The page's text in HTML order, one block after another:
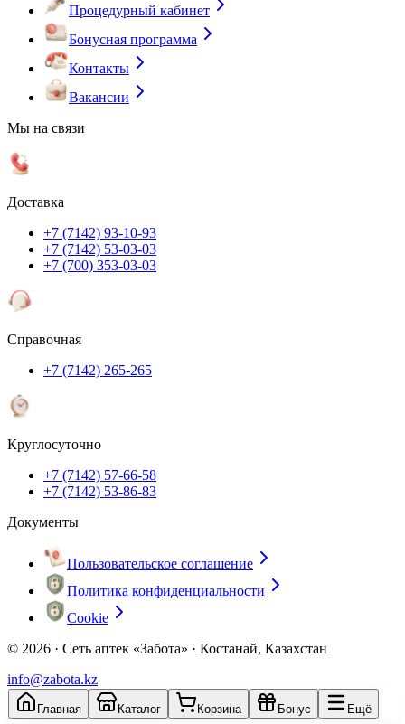
Процедурный кабинет
Бонусная программа
Контакты
Вакансии
Мы на связи
Доставка
+7 (7142) 93-10-93
+7 (7142) 53-03-03
+7 (700) 353-03-03
Справочная
+7 (7142) 265-265
Круглосуточно
+7 (7142) 57-66-58
+7 (7142) 53-86-83
Документы
Пользовательское соглашение
Политика конфиденциальности
Cookie
© 2026 · Сеть аптек «Забота» · Костанай, Казахстан
info@zabota.kz
Главная Каталог Корзина Бонус Ещё